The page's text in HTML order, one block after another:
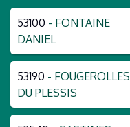
53100 - FONTAINE
DANIEL
53190 - FOUGEROLLES
DU PLESSIS